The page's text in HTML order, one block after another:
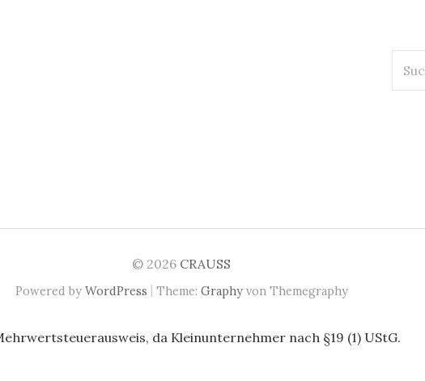
nach:
© 2026 CRAUSS
Powered by WordPress | Theme: Graphyvon Themegraphy
da Kleinunternehmer nach §19 (1) UStG.